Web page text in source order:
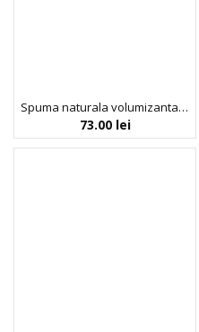
Spuma naturala volumizanta pentru par, cu ulei de argan, Noah, 250 ml
73.00 lei